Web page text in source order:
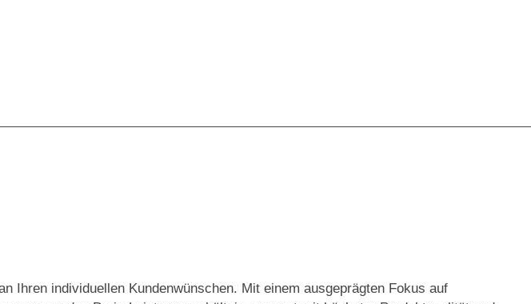
Ihren individuellen Kundenwünschen. Mit einem ausgeprägten Fokus auf